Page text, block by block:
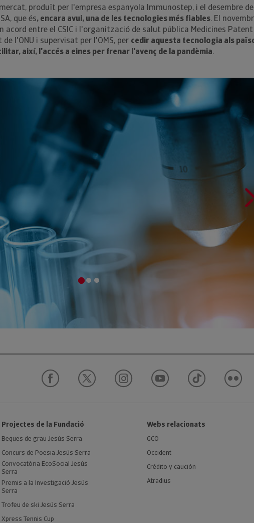
produït per l'empresa espanyola Immunostep, i el desembre del
que és, encara avui, una de les tecnologies més fiables. El
acord entre el CSIC i l'organització de salut pública Medicines Patent
de l'ONU i supervisat per l'OMS, per cedir aquesta tecnologia als
així, l'accés a eines per frenar l'avenç de la pandèmia.
Projectes de la Fundació
Beques de grau Jesús Serra
Concurs de Poesia Jesús Serra
Convocatòria EcoSocial Jesús
Serra
Premis a la Investigació Jesús
Serra
Trofeu de ski Jesús Serra
Xpress Tennis Cup
Webs relacionats
GCO
Occident
Crédito y caución
Atradius